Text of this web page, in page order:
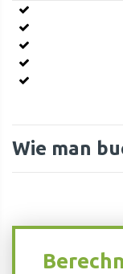
Wie man